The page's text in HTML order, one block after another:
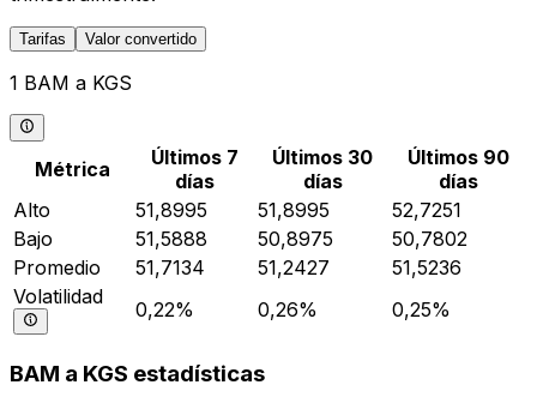
Tarifas Valor convertido
1 BAM a KGS
Métrica
Últimos 7
días
Últimos 30
días
Últimos 90
días
Alto
51,8995 51,8995
52,7251
Bajo
51,5888 50,8975
50,7802
Promedio
51,7134 51,2427
51,5236
Volatilidad
0,22% 0,26% 0,25%
BAM a KGS estadísticas